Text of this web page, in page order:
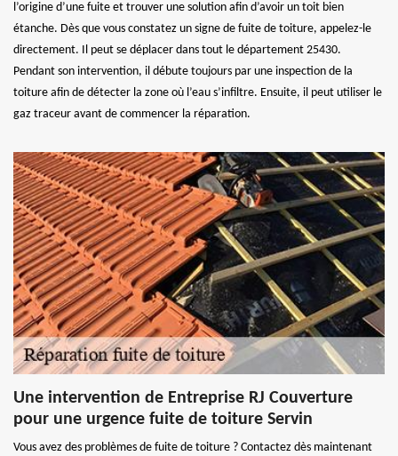
l’origine d’une fuite et trouver une solution afin d’avoir un toit bien
étanche. Dès que vous constatez un signe de fuite de toiture, appelez-le
directement. Il peut se déplacer dans tout le département 25430.
Pendant son intervention, il débute toujours par une inspection de la
toiture afin de détecter la zone où l’eau s’infiltre. Ensuite, il peut utiliser le
gaz traceur avant de commencer la réparation.
Une intervention de Entreprise RJ Couverture
pour une urgence fuite de toiture Servin
Vous avez des problèmes de fuite de toiture ? Contactez dès maintenant